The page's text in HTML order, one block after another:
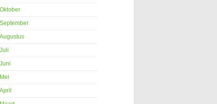
Oktober
September
Augustus
Juli
Juni
Mei
April